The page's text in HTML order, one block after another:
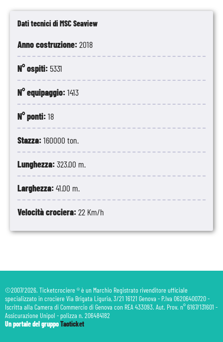
Dati tecnici di MSC Seaview
Anno costruzione:2018
N° ospiti: 5331
N° equipaggio:1413
N° ponti:18
Stazza:160000 ton.
Lunghezza:323.00 m.
Larghezza:41.00 m.
Velocità crociera:22 Km/h
Civitavecchia
8 Palermo 11:00 -
©2007/2026. Ticketcrociere ® è un Marchio Registrato rivenditore ufficiale
specializzato in crociere Via Brigata Liguria, 3/21 16121 Genova - P.Iva 06206400720 -
Iscritta alla Camera di Commercio di Genova con REA 433093. Aut. Prov. n° 6167/131601 -
Assicurazione Unipol - polizza n. 206484182
Un portale del gruppoTaoticket